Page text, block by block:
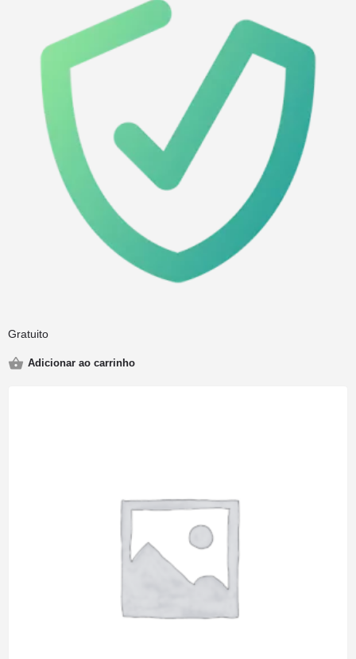
Gratuito
Adicionar ao carrinho